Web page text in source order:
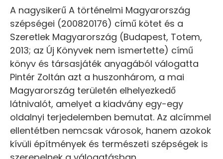
A nagysikerű A történelmi Magyarország
szépségei (200820176) című kötet és a
Szeretlek Magyarország (Budapest, Totem,
2013; az Új Könyvek nem ismertette) című
könyv és társasjáték anyagából válogatta
Pintér Zoltán azt a huszonhárom, a mai
Magyarország területén elhelyezkedő
látnivalót, amelyet a kiadvány egy-egy
oldalnyi terjedelemben bemutat. Az alcímmel
ellentétben nemcsak városok, hanem azokok
kívüli építmények és természeti szépségek is